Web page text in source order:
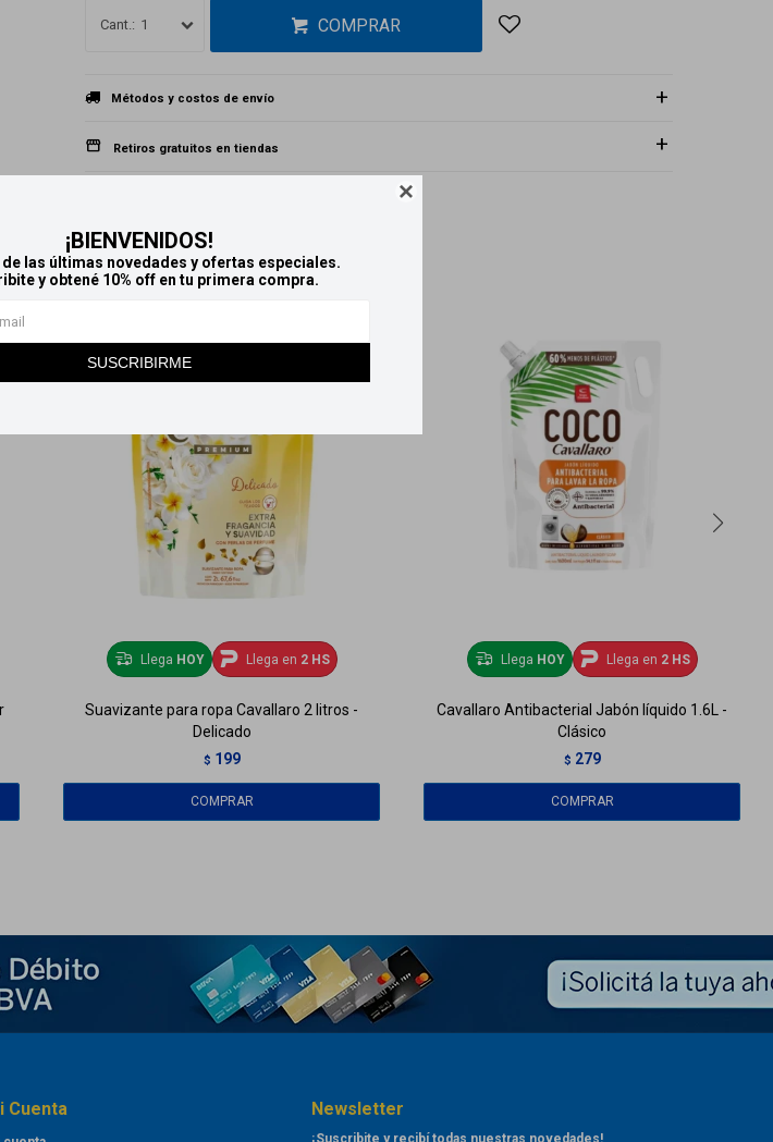

¡BIENVENIDOS!
de las últimas novedades y ofertas especiales.
y obtené 10% off en tu primera compra.
SUSCRIBIRME
1 COMPRAR
Métodos y costos de envío
Retiros gratuitos en tiendas
Llega HOY Llega en 2 HS
Suavizante para ropa Cavallaro 2 litros -
Delicado
$ 199
Llega HOY Llega en 2 HS
Cavallaro Antibacterial Jabón líquido 1.6L -
Clásico
$ 279
Cuenta Newsletter
¡Suscribite y recibí todas nuestras novedades!